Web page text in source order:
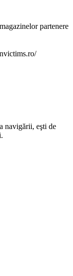
partenere
navigării, eşti de